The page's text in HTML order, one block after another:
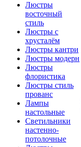
Люстры
восточный
стиль
Люстры с
хрусталём
Люстры кантри
Люстры модерн
Люстры
флористика
Люстры стиль
прованс
Лампы
настольные
Светильники
настенно-
потолочные